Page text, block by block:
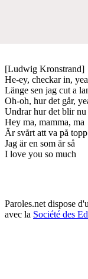
[Ludwig Kronstrand]
He-ey, checkar in,
Länge sen jag cut a
Oh-oh, hur det går,
Undrar hur det blir nu
Hey ma, mamma, ma
Är svårt att va på topp
Jag är en som är så
I love you so much
Paroles.net dispose
avec la Société des